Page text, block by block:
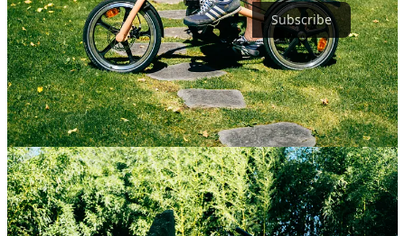
Subscribe
Podsumowanie
Strida to rower o innowacyjnym designie, który zyskał popularność
na całym świecie. Dzięki prostej konstrukcji i składanym kołom,
rower ten jest praktycznym wyborem dla osób, które potrzebują
łatwego w transporcie i przechowywaniu roweru. W ciągu lat Strida
przeszła wiele zmian i usprawnień, ale zawsze pozostała wierna
swojej pierwotnej idei.